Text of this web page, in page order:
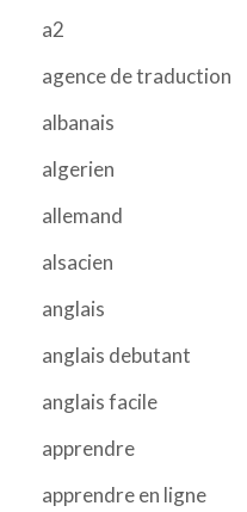
a2
agence de traduction
albanais
algerien
allemand
alsacien
anglais
anglais debutant
anglais facile
apprendre
apprendre en ligne